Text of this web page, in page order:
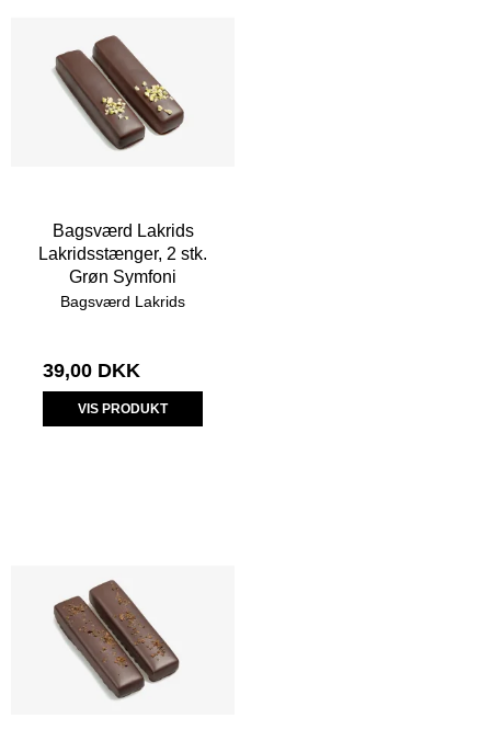
Bagsværd Lakrids
Lakridsstænger, 2 stk.
Grøn Symfoni
Bagsværd Lakrids
39,00 DKK
VIS PRODUKT